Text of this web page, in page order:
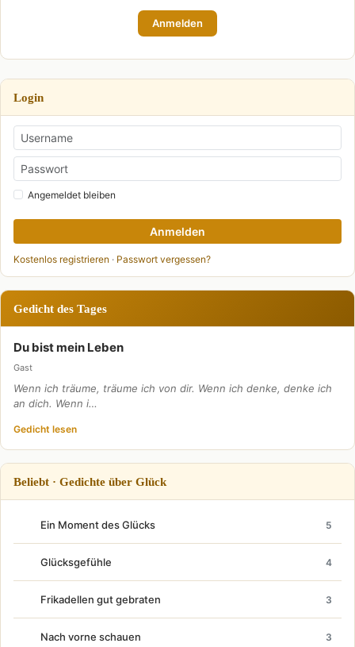
Anmelden
Login
Angemeldet bleiben
Anmelden
Kostenlos registrieren · Passwort vergessen?
Gedicht des Tages
Du bist mein Leben
Gast
Wenn ich träume, träume ich von dir. Wenn ich denke, denke ich
an dich. Wenn i…
Gedicht lesen
Beliebt · Gedichte über Glück
Ein Moment des Glücks 5
Glücksgefühle 4
Frikadellen gut gebraten 3
Nach vorne schauen 3